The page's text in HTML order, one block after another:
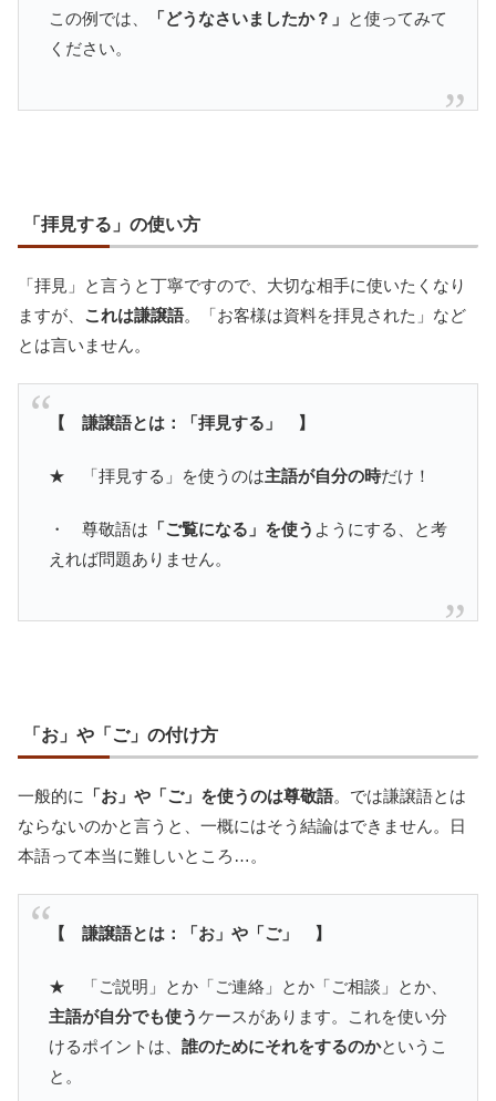
この例では、
「どうなさいましたか？」 と使ってみて
ください。
「拝見する」の使い方
「拝見」と言うと丁寧ですので、大切な相手に使いたくなり
ますが、 これは謙譲語。「お客様は資料を拝見された」など
とは言いません。
【 謙譲語とは：「拝見する」 】
★ 「拝見する」を使うのは主語が自分の時だけ！
・ 尊敬語は 「ご覧になる」を使う ようにする、と考
えれば問題ありません。
「お」や「ご」の付け方
一般的に 「お」や「ご」を使うのは尊敬語。では謙譲語とは
ならないのかと言うと、一概にはそう結論はできません。日
本語って本当に難しいところ…。
【 謙譲語とは：「お」や「ご」 】
★ 「ご説明」とか「ご連絡」とか「ご相談」とか、
主語が自分でも使うケースがあります。これを使い分
けるポイントは、 誰のためにそれをするのかというこ
と。